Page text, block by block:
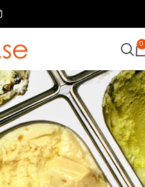
0